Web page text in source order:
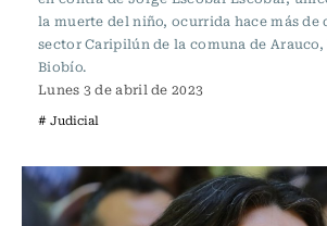
la muerte del niño, ocurrida hace más de
sector Caripilún de la comuna de
Biobío.
Lunes 3 de abril de 2023
# Judicial